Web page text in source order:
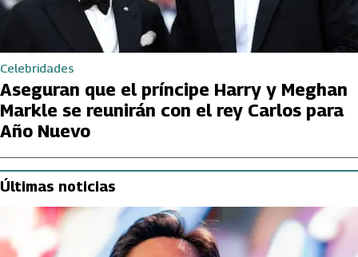
Celebridades
Aseguran que el príncipe Harry y Meghan
Markle se reunirán con el rey Carlos para
Año Nuevo
Últimas noticias